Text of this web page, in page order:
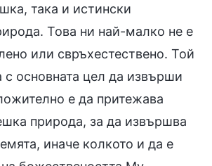
така и истински
Това ни най-малко не е
или свръхестествено. Той
с основната цел да извърши
е да притежава
природа, за да извършва
иначе колкото и да е